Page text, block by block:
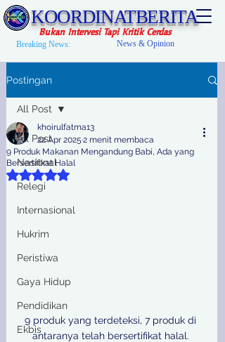
KOORDINATBERITA
Bukan Intervesi Tapi Kritik Cerdas
Breaking News: News & Opinion
Postingan
All Post
Nasional
Relegi
Internasional
Hukrim
Peristiwa
Gaya Hidup
Pendidikan
Ekbis
All Post
9 Produk Makanan Mengandung Babi, Ada yang
Bersertifikat Halal
khoirulfatma13
22 Apr 2025 2 menit membaca
Dinilai NaN dari 5 bintang.
9 produk yang terdeteksi, 7 produk di
antaranya telah bersertifikat halal.